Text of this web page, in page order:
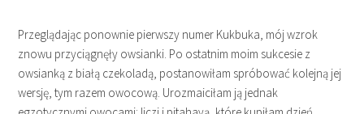
Przeglądając ponownie pierwszy numer Kukbuka, mój wzrok
znowu przyciągnęły owsianki. Po ostatnim moim sukcesie z
owsianką z białą czekoladą, postanowiłam spróbować kolejną jej
wersję, tym razem owocową. Urozmaiciłam ją jednak